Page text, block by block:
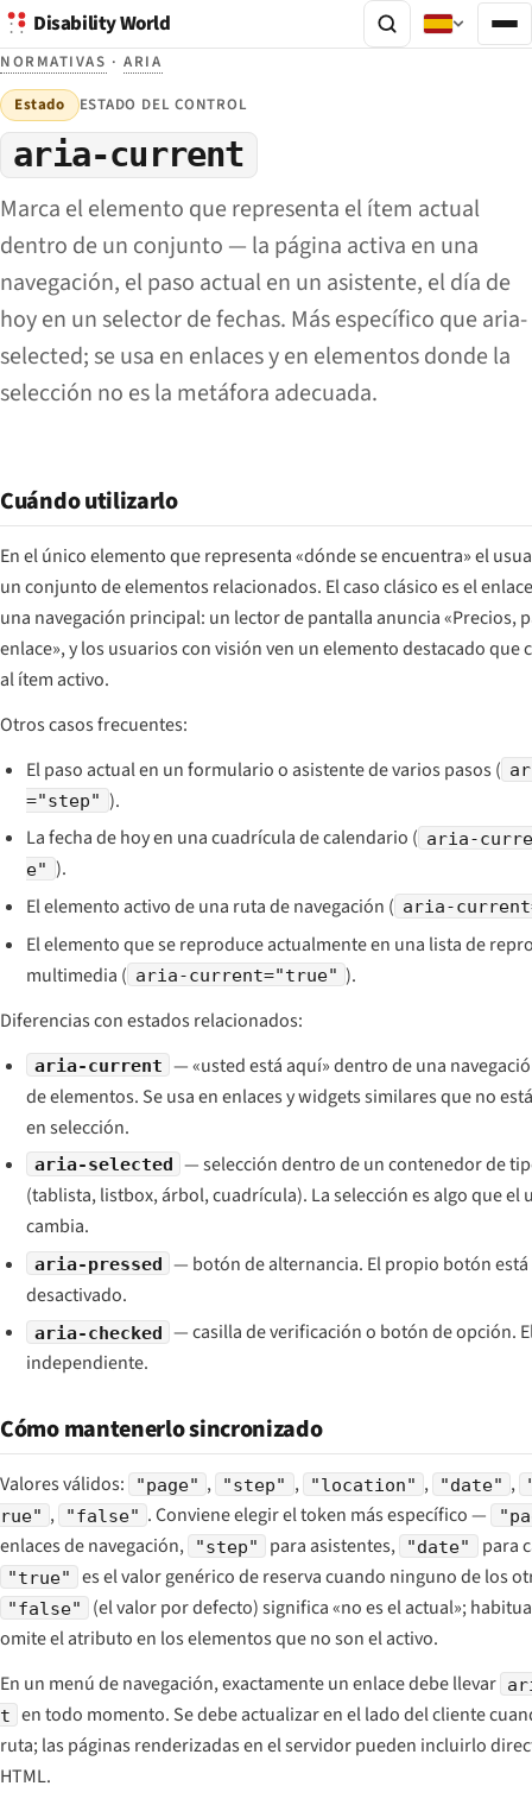
Disability World
NORMATIVAS ·ARIA
Estado ESTADO DEL CONTROL
aria-current
Marca el elemento que representa el ítem actual
dentro de un conjunto — la página activa en una
navegación, el paso actual en un asistente, el día de
hoy en un selector de fechas. Más específico que aria-
selected; se usa en enlaces y en elementos donde la
selección no es la metáfora adecuada.
Cuándo utilizarlo
En el único elemento que representa «dónde se encuentra» el
un conjunto de elementos relacionados. El caso clásico es el
una navegación principal: un lector de pantalla anuncia«Precios,
enlace», y los usuarios con visión ven un elemento destacado que
al ítem activo.
Otros casos frecuentes:
El paso actual en un formulario o asistente de varios pasos (
="step" ).
La fecha de hoy en una cuadrícula de calendario ( aria-
e" ).
El elemento activo de una ruta de navegación ( aria-
El elemento que se reproduce actualmente en una lista de
multimedia ( aria-current="true" ).
Diferencias con estados relacionados:
aria-current — «usted está aquí» dentro de una
de elementos. Se usa en enlaces y widgets similares que no
en selección.
aria-selected — selección dentro de un contenedor de
(tablista, listbox, árbol, cuadrícula). La selección es algo que el
cambia.
aria-pressed — botón de alternancia. El propio botón está
desactivado.
aria-checked — casilla de verificación o botón de opción.
independiente.
Cómo mantenerlo sincronizado
Valores válidos: "page" , "step" , "location" , "date" ,
rue" , "false" . Conviene elegir el token más específico —
enlaces de navegación, "step" para asistentes, "date" para
"true" es el valor genérico de reserva cuando ninguno de los
"false"
(el valor por defecto) significa «no es el actual»;
omite el atributo en los elementos que no son el activo.
En un menú de navegación, exactamente un enlace debe llevar
t en todo momento. Se debe actualizar en el lado del cliente
ruta; las páginas renderizadas en el servidor pueden incluirlo
HTML.